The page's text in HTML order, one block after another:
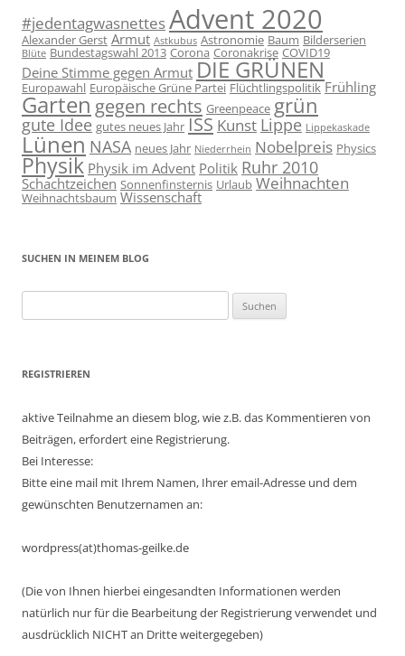
#jedentagwasnettesAdvent 2020
Alexander Gerst Armut Astkubus Astronomie Baum Bilderserien
Blüte Bundestagswahl 2013 Corona Coronakrise COVID19
Deine Stimme gegen Armut DIE GRÜNEN
Europawahl Europäische Grüne Partei Flüchtlingspolitik Frühling
Garten gegen rechts Greenpeace grün
gute Idee gutes neues Jahr ISS Kunst Lippe Lippekaskade
Lünen NASA neues Jahr Niederrhein Nobelpreis Physics
Physik Physik im Advent Politik Ruhr 2010
Schachtzeichen Sonnenfinsternis Urlaub Weihnachten
Weihnachtsbaum Wissenschaft
SUCHEN IN MEINEM BLOG
nach:
REGISTRIEREN
aktive Teilnahme an diesem blog, wie z.B. das Kommentieren von
Beiträgen, erfordert eine Registrierung.
Bei Interesse:
Bitte eine mail mit Ihrem Namen, Ihrer email-Adresse und dem
gewünschten Benutzernamen an:
wordpress(at)thomas-geilke.de
(Die von Ihnen hierbei eingesandten Informationen werden
natürlich nur für die Bearbeitung der Registrierung verwendet und
ausdrücklich NICHT an Dritte weitergegeben)